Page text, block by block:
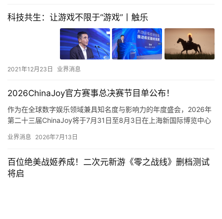
科技共生：让游戏不限于“游戏”丨触乐
2021年12月23日 业界消息
2026ChinaJoy官方赛事总决赛节目单公布！
作为在全球数字娱乐领域兼具知名度与影响力的年度盛会，2026年
第二十三届ChinaJoy将于7月31日至8月3日在上海新国际博览中心
业界消息 2026年7月13日
百位绝美战姬养成！二次元新游《零之战线》删档测试
将启